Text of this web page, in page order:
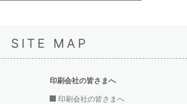
SITE MAP
印刷会社の皆さまへ
印刷会社の皆さまへ